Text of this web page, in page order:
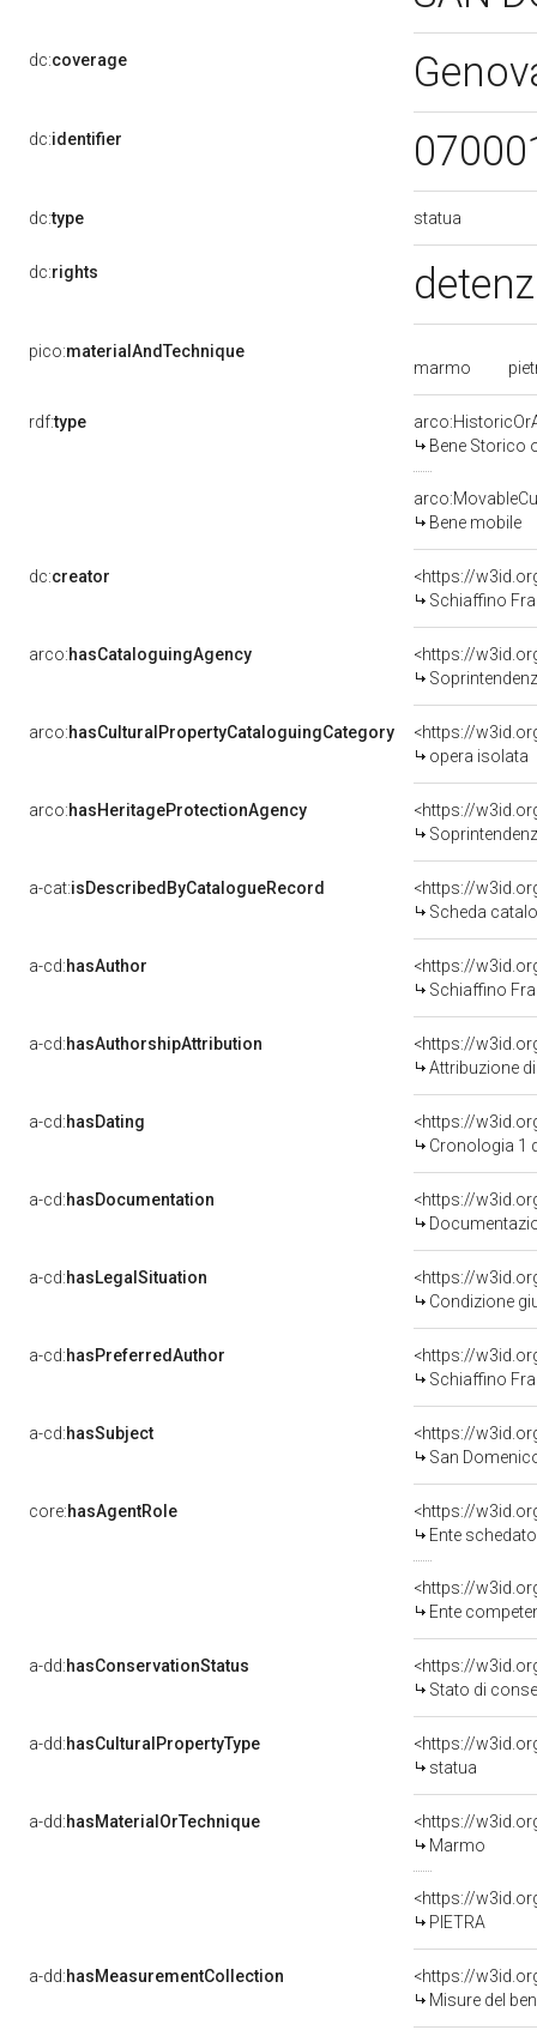
dc:coverage
dc:identifier
dc:type statua
dc:rights
pico:materialAndTechnique
marmo
rdf:type
Bene Storico
Bene mobile
dc:creator
<https://
Schiaffino
arco:hasCataloguingAgency
<https://
arco:hasCulturalPropertyCataloguingCategory
<https://
opera isolata
arco:hasHeritageProtectionAgency
<https://
Soprintendenza
a-cat:isDescribedByCatalogueRecord
<https://
Scheda
a-cd:hasAuthor
<https://
Schiaffino
a-cd:hasAuthorshipAttribution
<https://
Attribuzione
a-cd:hasDating
<https://
Cronologia 1
a-cd:hasDocumentation
a-cd:hasLegalSituation
Condizione
a-cd:hasPreferredAuthor
<https://
Schiaffino
a-cd:hasSubject
<https://
San
core:hasAgentRole
<https://
Ente schedatore
<https://
Ente competente per
a-dd:hasConservationStatus
<https://
Stato di
a-dd:hasCulturalPropertyType
<https://
statua
a-dd:hasMaterialOrTechnique
<https://
Marmo
<https://
PIETRA
a-dd:hasMeasurementCollection
<https://
Misure del